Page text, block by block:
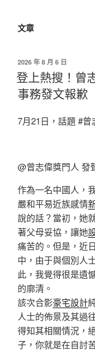
文章
發
佈
於
2026 年 8 月 6 日
登上熱搜！曾
事務發文報歉
7月21日，話題 #曾
@曾志偉獎門人 發
作為一名中國人，
嚴和平易近族感情
說的話？當初，她
著父母妥協，讓她
痛苦的。但是，近
中，由于與個別人
此，我覺得很是遺
的廓清。
該次合影豪宅設計
人士的佈景及其過
得知其相關情況，
子，你就是在自討